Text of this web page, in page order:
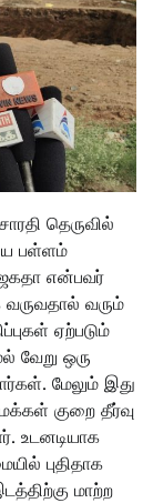
தெருவில்
பள்ளம்
என்பவர்
வரும்
ஏற்படும்
வேறு ஒரு
மேலும் இது
குறை தீர்வு
உடனடியாக
புதிதாக
மாற்ற